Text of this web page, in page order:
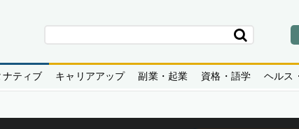
ナティブ キャリアアップ 副業・起業 資格・語学 ヘルス